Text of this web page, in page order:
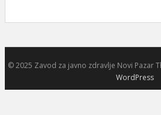
© 2025 Zavod za javno zdravlje Novi Pazar
WordPress